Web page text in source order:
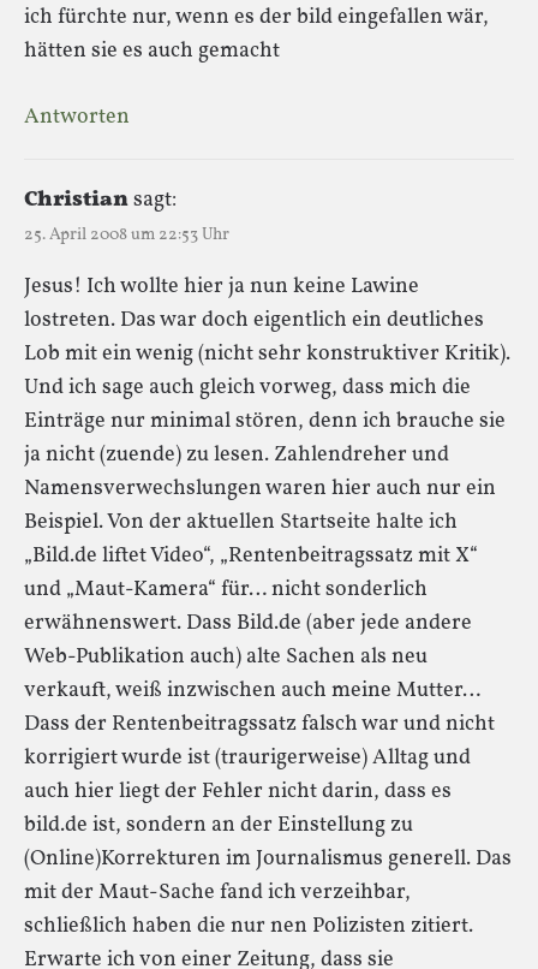
ich fürchte nur, wenn es der bild eingefallen wär,
hätten sie es auch gemacht
Antworten
Christiansagt:
25. April 2008 um 22:53 Uhr
Jesus! Ich wollte hier ja nun keine Lawine
lostreten. Das war doch eigentlich ein deutliches
Lob mit ein wenig (nicht sehr konstruktiver Kritik).
Und ich sage auch gleich vorweg, dass mich die
Einträge nur minimal stören, denn ich brauche sie
ja nicht (zuende) zu lesen. Zahlendreher und
Namensverwechslungen waren hier auch nur ein
Beispiel. Von der aktuellen Startseite halte ich
„Bild.de liftet Video“, „Rentenbeitragssatz mit X“
und „Maut-Kamera“ für… nicht sonderlich
erwähnenswert. Dass Bild.de (aber jede andere
Web-Publikation auch) alte Sachen als neu
verkauft, weiß inzwischen auch meine Mutter…
Dass der Rentenbeitragssatz falsch war und nicht
korrigiert wurde ist (traurigerweise) Alltag und
auch hier liegt der Fehler nicht darin, dass es
bild.de ist, sondern an der Einstellung zu
(Online)Korrekturen im Journalismus generell. Das
mit der Maut-Sache fand ich verzeihbar,
schließlich haben die nur nen Polizisten zitiert.
Erwarte ich von einer Zeitung, dass sie